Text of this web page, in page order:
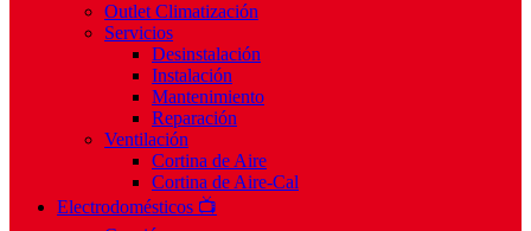
Outlet Climatización
Servicios
Desinstalación
Instalación
Mantenimiento
Reparación
Ventilación
Cortina de Aire
Cortina de Aire-Cal
Electrodomésticos 📺